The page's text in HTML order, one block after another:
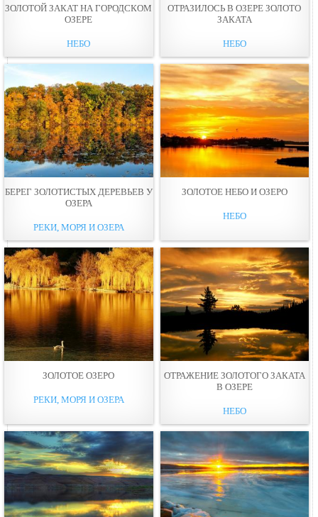
ЗОЛОТОЙ ЗАКАТ НА ГОРОДСКОМ
ОЗЕРЕ
НЕБО
ОТРАЗИЛОСЬ В ОЗЕРЕ ЗОЛОТО
ЗАКАТА
НЕБО
БЕРЕГ ЗОЛОТИСТЫХ ДЕРЕВЬЕВ У
ОЗЕРА
РЕКИ, МОРЯ И ОЗЕРА
ЗОЛОТОЕ НЕБО И ОЗЕРО
НЕБО
ЗОЛОТОЕ ОЗЕРО
РЕКИ, МОРЯ И ОЗЕРА
ОТРАЖЕНИЕ ЗОЛОТОГО ЗАКАТА
В ОЗЕРЕ
НЕБО